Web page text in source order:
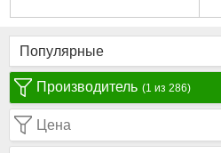
Производитель (1 из 286)
Цена